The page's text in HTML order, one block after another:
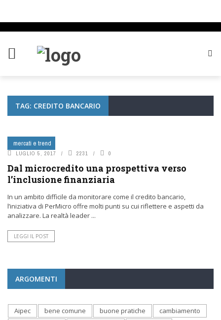
TAG: CREDITO BANCARIO
mercati e trend
LUGLIO 5, 2017 2231 0
Dal microcredito una prospettiva verso
l’inclusione finanziaria
In un ambito difficile da monitorare come il credito bancario,
l’iniziativa di PerMicro offre molti punti su cui riflettere e aspetti da
analizzare. La realtà leader ...
LEGGI IL POST
ARGOMENTI
Aipec bene comune buone pratiche
cambiamento